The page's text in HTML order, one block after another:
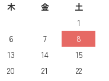
木 金
土
1
6 7
8
13 14
15
20 21
22